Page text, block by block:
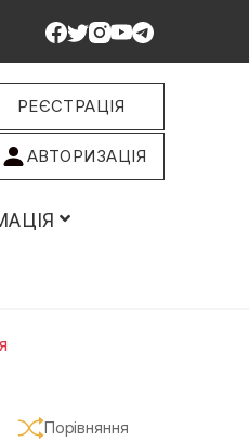
РЕЄСТРАЦІЯ
АВТОРИЗАЦІЯ
Порівняння